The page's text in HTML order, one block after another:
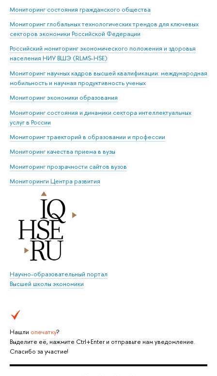
Мониторинг состояния гражданского общества
Мониторинг глобальных технологических трендов для ключевых
секторов экономики Российской Федерации
Российский мониторинг экономического положения и здоровья
населения НИУ ВШЭ (RLMS-HSE)
Мониторинг научных кадров высшей квалификации: международная
мобильность и научная продуктивность ученых
Мониторинг экономики образования
Мониторинг состояния и динамики сектора интеллектуальных
услуг в России
Мониторинг траекторий в образовании и профессии
Мониторинг качества приема в вузы
Мониторинг прозрачности сайтов вузов
Мониторинги Центра развития
Научно-образовательный портал
Высшей школы экономики
Нашли опечатку?
Выделите её, нажмите Ctrl+Enter и отправьте нам уведомление.
Спасибо за участие!